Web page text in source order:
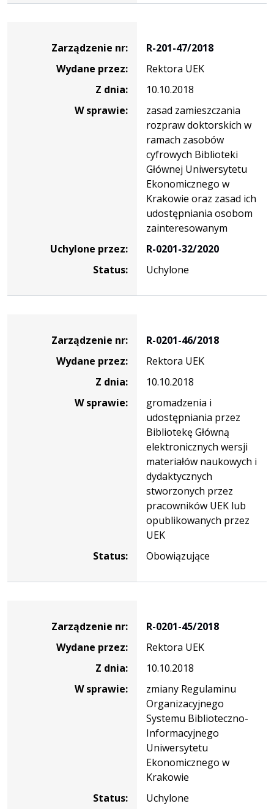
Zarządzenie nr:
R-201-47/2018
Wydane przez:
Rektora UEK
Z dnia:
10.10.2018
W sprawie:
zasad zamieszczania
rozpraw doktorskich w
ramach zasobów
cyfrowych Biblioteki
Głównej Uniwersytetu
Ekonomicznego w
Krakowie oraz zasad ich
udostępniania osobom
zainteresowanym
Uchylone przez:
R-0201-32/2020
Status:
Uchylone
Zarządzenie nr:
R-0201-46/2018
Wydane przez:
Rektora UEK
Z dnia:
10.10.2018
W sprawie:
gromadzenia i
udostępniania przez
Bibliotekę Główną
elektronicznych wersji
materiałów naukowych i
dydaktycznych
stworzonych przez
pracowników UEK lub
opublikowanych przez
UEK
Status:
Obowiązujące
Zarządzenie nr:
R-0201-45/2018
Wydane przez:
Rektora UEK
Z dnia:
10.10.2018
W sprawie:
zmiany Regulaminu
Organizacyjnego
Systemu Biblioteczno-
Informacyjnego
Uniwersytetu
Ekonomicznego w
Krakowie
Status:
Uchylone